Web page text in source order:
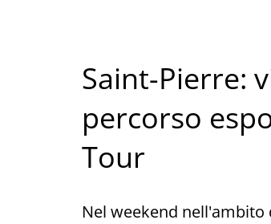
Saint-Pierre:
percorso
Tour
Nel weekend